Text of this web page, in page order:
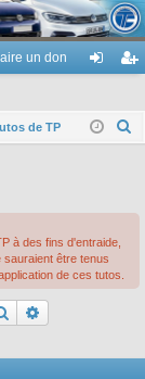
un don
ne nr
de TP
à des fins d'entraide,
être tenus
de ces tutos.
Rechercher